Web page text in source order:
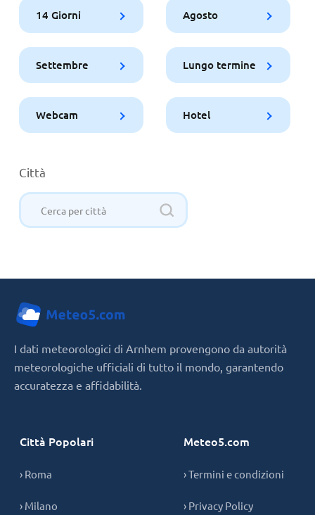
14 Giorni Agosto
Settembre Lungo termine
Webcam Hotel
Città
I dati meteorologici di Arnhem provengono da autorità
meteorologiche ufficiali di tutto il mondo, garantendo
accuratezza e affidabilità.
Città Popolari
› Roma
› Milano
Meteo5.com
› Termini e condizioni
› Privacy Policy